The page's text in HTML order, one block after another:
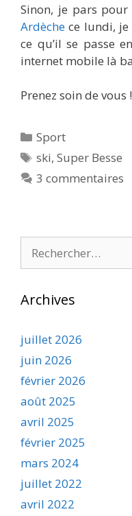
Sinon, je pars
Ardèche ce lundi,
ce qu’il se passe
internet mobile là
Prenez soin de vous !
Catégories
Sport
Étiquettes
ski,Super Besse
3 commentaires
Archives
juillet 2026
juin 2026
février 2026
août 2025
avril 2025
février 2025
mars 2024
juillet 2022
avril 2022